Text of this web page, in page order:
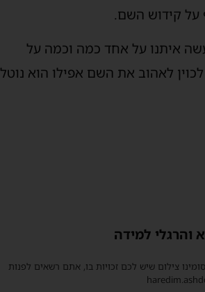
על קידוש השם.
איתנו על אחד כמה וכמה על
לאהוב את השם אפילו הוא נוטל
והרגלי למידה
צילום שיש לכם זכויות בו, אתם רשאים לפנות